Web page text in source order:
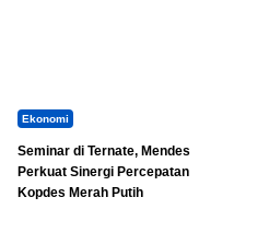
Ekonomi
Seminar di Ternate, Mendes
Perkuat Sinergi Percepatan
Kopdes Merah Putih